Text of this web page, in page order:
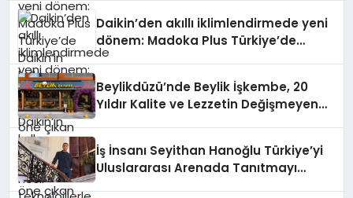
teknolojilerle donatılmış son modeli
VRV kontrol ünitesi Madoka Plus
Türkiye’de satışa sunuldu. Tam
dokunmatik ekranı, mobil uygulama
desteği ve akıllı sensör entegrasyonu
sayesinde iklimlendirme sistemlerinin
yönetimini daha kolay, konforlu ve
verimli hale getiriyor. Enerji
verimliliğini artırırken modern yaşam
Daikin’den akıllı iklimlendirmede yeni
dönem: Madoka Plus Türkiye’de
Daikin’in kullanıcı dostu tasarımıyla
teknolojilerle donatılmış son modeli
VRV kontrol ünitesi Madoka Plus
Türkiye’de satışa sunuldu. Tam
dokunmatik ekranı, mobil uygulama
desteği ve akıllı sensör entegrasyonu
sayesinde iklimlendirme sistemlerinin
Beylikdüzü’nde Beylik İşkembe, 20
Yıldır Kalite ve Lezzetin Değişmeyen
İş İnsanı Seyithan Hanoğlu Türkiye’yi
Uluslararası Arenada Tanıtmayı